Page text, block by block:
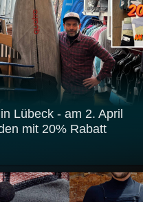
Lübeck - am 2. April
mit 20% Rabatt